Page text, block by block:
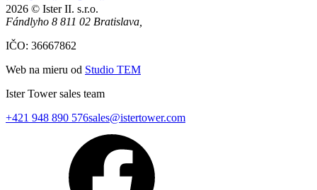
2026 © Ister II. s.r.o.
Fándlyho 8 811 02 Bratislava,
IČO: 36667862
Web na mieru od Studio TEM
Ister Tower sales team
+421 948 890 576sales@istertower.com